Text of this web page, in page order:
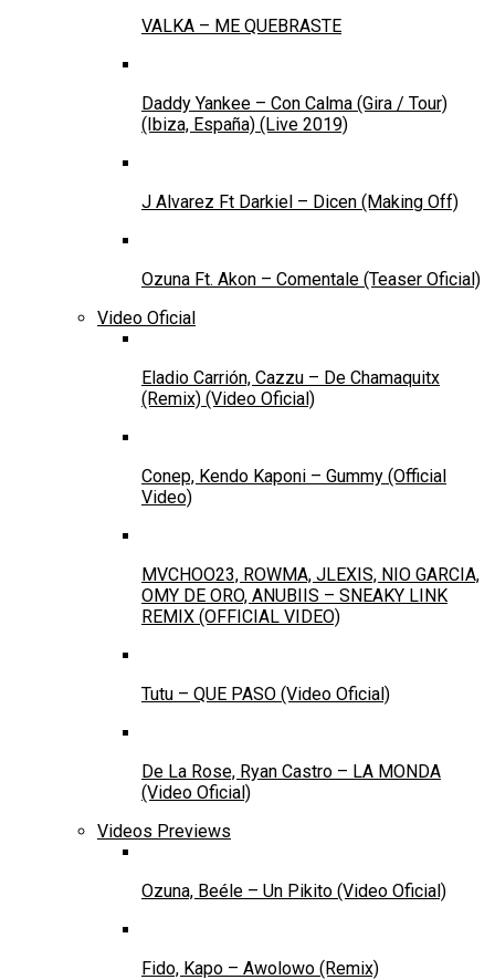
VALKA – ME QUEBRASTE
Daddy Yankee – Con Calma (Gira / Tour)
(Ibiza, España) (Live 2019)
J Alvarez Ft Darkiel – Dicen (Making Off)
Ozuna Ft. Akon – Comentale (Teaser Oficial)
Video Oficial
Eladio Carrión, Cazzu – De Chamaquitx
(Remix) (Video Oficial)
Conep, Kendo Kaponi – Gummy (Official
Video)
MVCHOO23, ROWMA, JLEXIS, NIO GARCIA,
OMY DE ORO, ANUBIIS – SNEAKY LINK
REMIX (OFFICIAL VIDEO)
Tutu – QUE PASO (Video Oficial)
De La Rose, Ryan Castro – LA MONDA
(Video Oficial)
Videos Previews
Ozuna, Beéle – Un Pikito (Video Oficial)
Fido, Kapo – Awolowo (Remix)